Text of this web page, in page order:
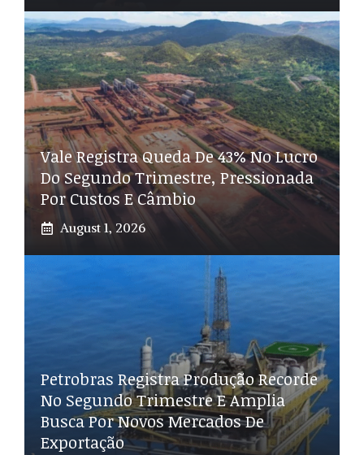
Vale Registra Queda De 43% No Lucro
Do Segundo Trimestre, Pressionada
Por Custos E Câmbio
August 1, 2026
Petrobras Registra Produção Recorde
No Segundo Trimestre E Amplia
Busca Por Novos Mercados De
Exportação